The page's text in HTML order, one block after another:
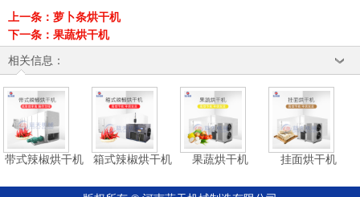
上一条： 萝卜条烘干机
下一条： 果蔬烘干机
相关信息：
带式辣椒烘干机 箱式辣椒烘干机 果蔬烘干机 挂面烘干机